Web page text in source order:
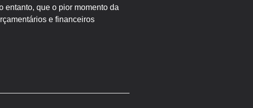
entanto, que o pior momento da
e financeiros